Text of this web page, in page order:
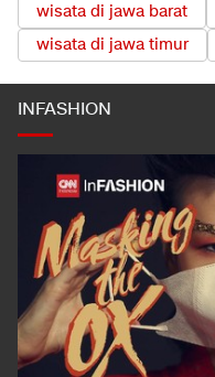
wisata di jawa barat
wisata di jawa timur
INFASHION